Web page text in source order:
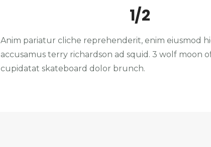
1/2
Anim pariatur cliche reprehenderit, enim eiusmod
accusamus terry richardson ad squid. 3 wolf moon
cupidatat skateboard dolor brunch.